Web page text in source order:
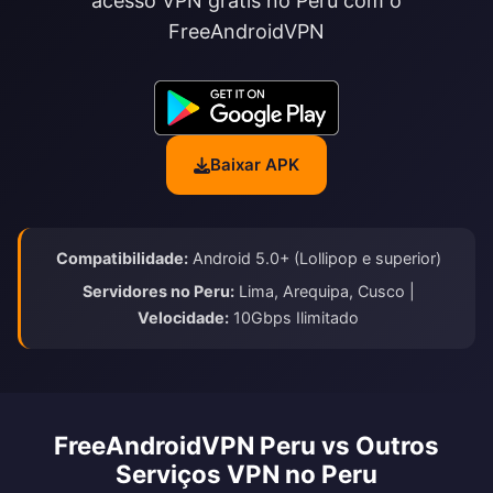
FreeAndroidVPN
Baixar APK
Compatibilidade:Android 5.0+ (Lollipop e superior)
Servidores no Peru:Lima, Arequipa, Cusco |
Velocidade: 10Gbps Ilimitado
FreeAndroidVPN Peru vs Outros
Serviços VPN no Peru